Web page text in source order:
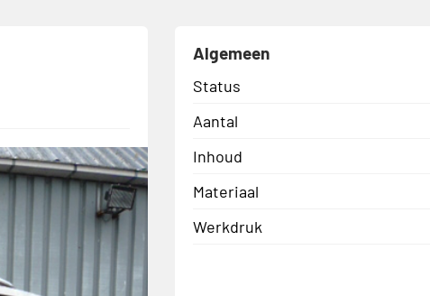
Algemeen
Status
Aantal
Inhoud
Materiaal
Werkdruk